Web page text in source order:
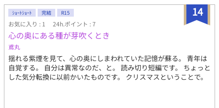
14
ｼｮｰﾄｼｮｰﾄ 完結 R15
お気に入り : 1 24h.ポイント : 7
心の奥にある種が芽吹くとき
鳶丸
揺れる紫煙を見て、心の奥にしまわれていた記憶が蘇る。 青年は
自覚する。 自分は異常なのだ、と。 読み切り短編です。 ちょっと
した気分転換に以前かいたものです。 クリスマスということで。